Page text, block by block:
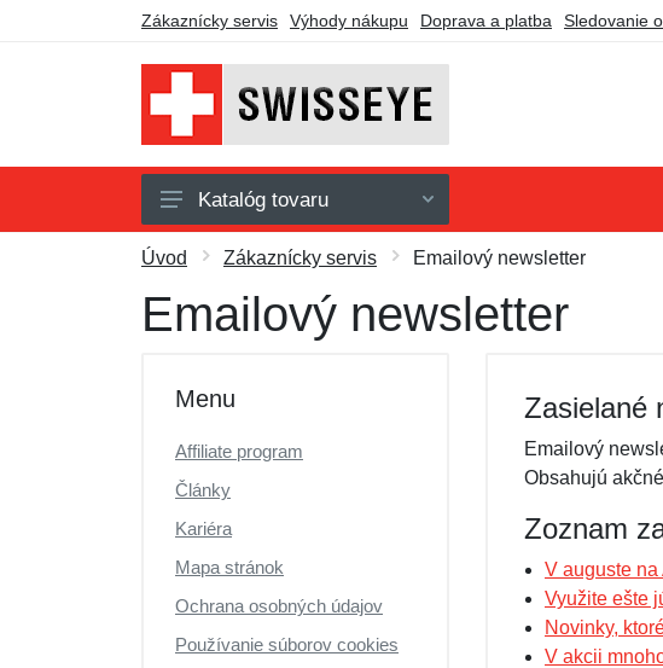
Zákaznícky servis Výhody nákupu Doprava a platba Sledovanie
Taktické okuliare
Príslušenstvo
Darčekové poukazy
Katalóg tovaru
Úvod Zákaznícky servis Emailový newsletter
Emailový newsletter
Menu
Affiliate program
Články
Kariéra
Mapa stránok
Ochrana osobných údajov
Používanie súborov cookies
Zasielané
Emailový
Obsahujú
Zoznam
V auguste na
Využite ešte
Novinky,
V akcii